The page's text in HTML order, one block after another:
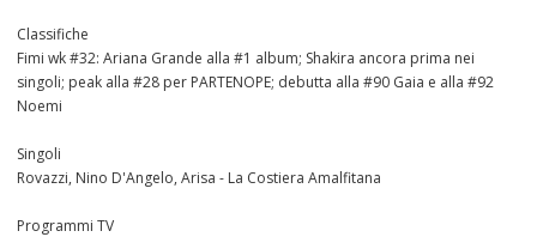
Classifiche
Fimi wk #32: Ariana Grande alla #1 album; Shakira ancora prima nei
singoli; peak alla #28 per PARTENOPE; debutta alla #90 Gaia e alla #92
Noemi
Singoli
Rovazzi, Nino D'Angelo, Arisa - La Costiera Amalfitana
Programmi TV